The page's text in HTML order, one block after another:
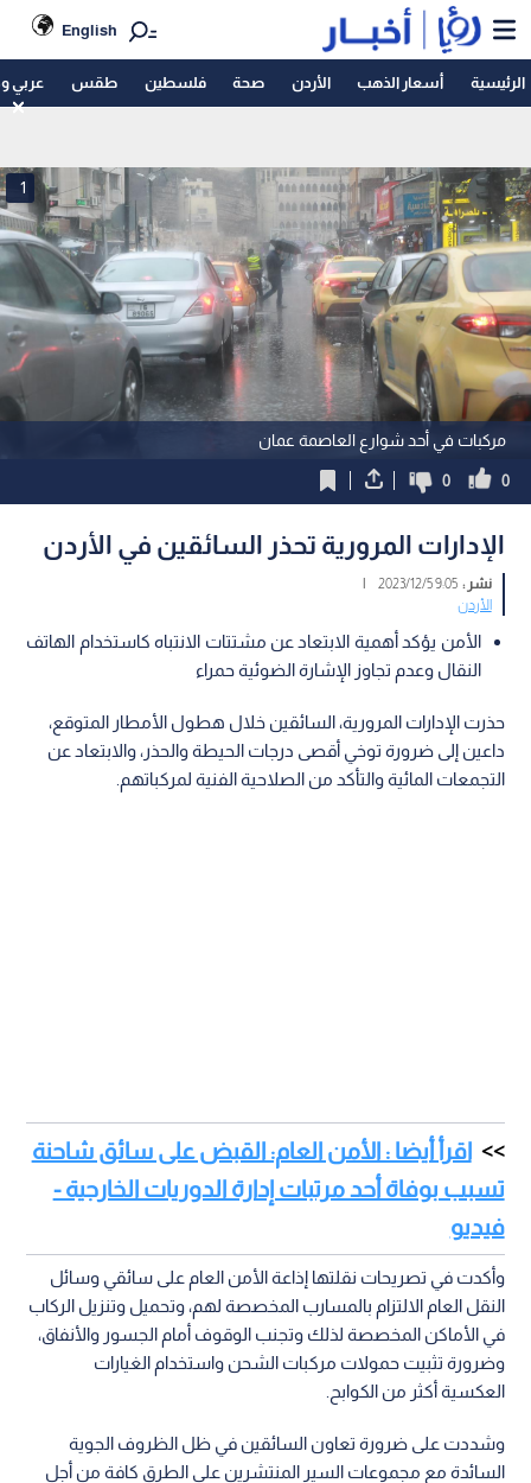
English
الرئيسية أسعار الذهب الأردن صحة فلسطين طقس عربي
مركبات في أحد شوارع العاصمة عمان
1
0
0
الإدارات المرورية تحذر السائقين في الأردن
نشر :9:05 2023/12/5
|
الأردن
الأمن يؤكد أهمية الابتعاد عن مشتتات الانتباه كاستخدام الهاتف
النقال وعدم تجاوز الإشارة الضوئية حمراء
حذرت الإدارات المرورية، السائقين خلال هطول الأمطار المتوقع،
داعين إلى ضرورة توخي أقصى درجات الحيطة والحذر، والابتعاد عن
التجمعات المائية والتأكد من الصلاحية الفنية لمركباتهم.
اقرأ أيضا : الأمن العام: القبض على سائق شاحنة
تسبب بوفاة أحد مرتبات إدارة الدوريات الخارجية -
فيديو
وأكدت في تصريحات نقلتها إذاعة الأمن العام على سائقي وسائل
النقل العام الالتزام بالمسارب المخصصة لهم، وتحميل وتنزيل الركاب
في الأماكن المخصصة لذلك وتجنب الوقوف أمام الجسور والأنفاق،
وضرورة تثبيت حمولات مركبات الشحن واستخدام الغيارات
العكسية أكثر من الكوابح.
وشددت على ضرورة تعاون السائقين في ظل الظروف الجوية
السائدة مع مجموعات السير المنتشرين على الطرق كافة من أجل